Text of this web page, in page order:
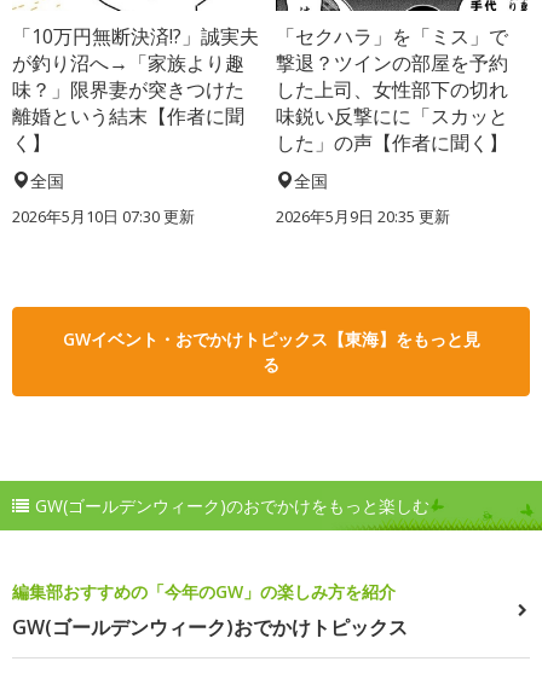
「10万円無断決済!?」誠実夫
が釣り沼へ→「家族より趣
味？」限界妻が突きつけた
離婚という結末【作者に聞
く】
全国
2026年5月10日 07:30 更新
「セクハラ」を「ミス」で
撃退？ツインの部屋を予約
した上司、女性部下の切れ
味鋭い反撃にに「スカッと
した」の声【作者に聞く】
全国
2026年5月9日 20:35 更新
GWイベント・おでかけトピックス【東海】をもっと見
る
GW(ゴールデンウィーク)のおでかけをもっと楽しむ
編集部おすすめの「今年のGW」の楽しみ方を紹介
GW(ゴールデンウィーク)おでかけトピックス